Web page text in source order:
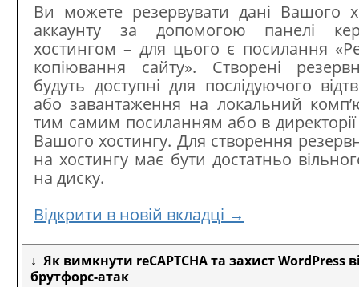
Ви можете резервувати дані Вашого
аккаунту за допомогою панелі
хостингом – для цього є посилання
копіювання сайту». Створені
будуть доступні для послідуючого
або завантаження на локальний
тим самим посиланням або в
Вашого хостингу. Для створення
на хостингу має бути достатньо
на диску.
Відкрити в новій вкладці →
Як вимкнути reCAPTCHA та захист WordPress
брутфорс-атак